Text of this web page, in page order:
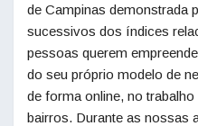
de Campinas demonstrada
sucessivos dos índices
pessoas querem
do seu próprio modelo de
de forma online, no
bairros. Durante as nossas